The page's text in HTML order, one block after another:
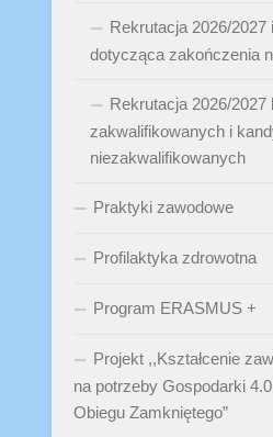
Rekrutacja 2026/2027
dotycząca zakończenia
Rekrutacja 2026/
zakwalifikowanych i
niezakwalifikowanych
Praktyki zawodowe
Profilaktyka zdrowotna
Program ERASMUS +
Projekt ,,Kształcenie
na potrzeby Gospodarki
Obiegu Zamkniętego”